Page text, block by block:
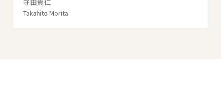
Takahito Morita